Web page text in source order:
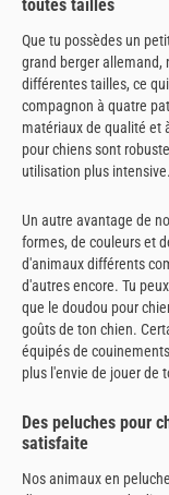
toutes tailles
Que tu possèdes un
grand berger allemand,
différentes tailles, ce
compagnon à quatre
matériaux de qualité et
pour chiens sont
utilisation plus intensive.
Un autre avantage de
formes, de couleurs et
d'animaux différents
d'autres encore. Tu
que le doudou pour
goûts de ton chien.
équipés de
plus l'envie de jouer de
Des peluches pour
satisfaite
Nos animaux en